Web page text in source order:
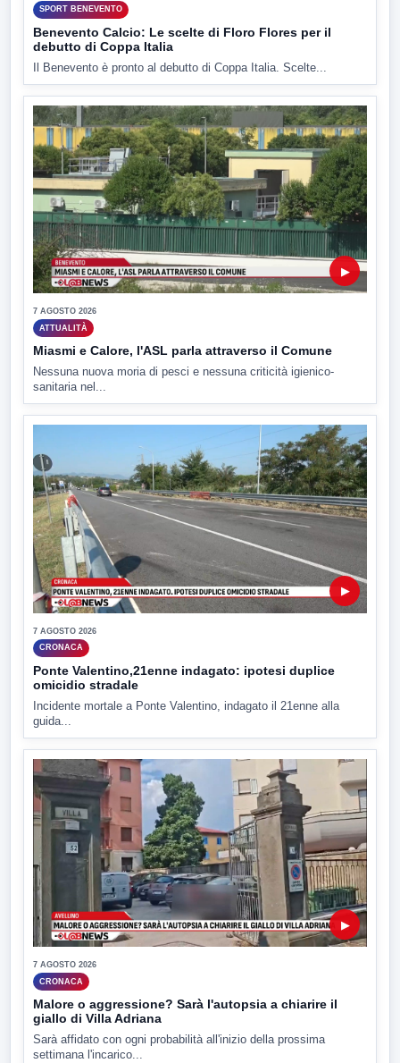
SPORT BENEVENTO
Benevento Calcio: Le scelte di Floro Flores per il
debutto di Coppa Italia
Il Benevento è pronto al debutto di Coppa Italia. Scelte...
▶
7 AGOSTO 2026
ATTUALITÀ
Miasmi e Calore, l'ASL parla attraverso il Comune
Nessuna nuova moria di pesci e nessuna criticità igienico-
sanitaria nel...
▶
7 AGOSTO 2026
CRONACA
Ponte Valentino,21enne indagato: ipotesi duplice
omicidio stradale
Incidente mortale a Ponte Valentino, indagato il 21enne alla
guida...
▶
7 AGOSTO 2026
CRONACA
Malore o aggressione? Sarà l'autopsia a chiarire il
giallo di Villa Adriana
Sarà affidato con ogni probabilità all'inizio della prossima
settimana l'incarico...